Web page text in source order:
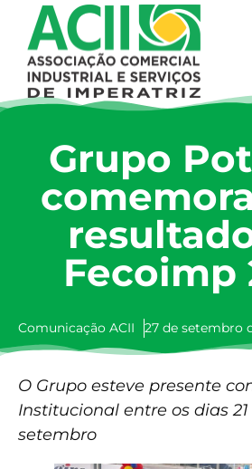
Grupo
Fecoimp
Comunicação ACII 27 de setembro
O Grupo esteve presente
Institucional entre os dias 21
setembro